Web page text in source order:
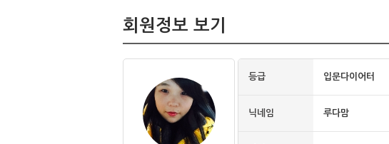
회원정보 보기
등급 입문다이어터
닉네임 루다맘